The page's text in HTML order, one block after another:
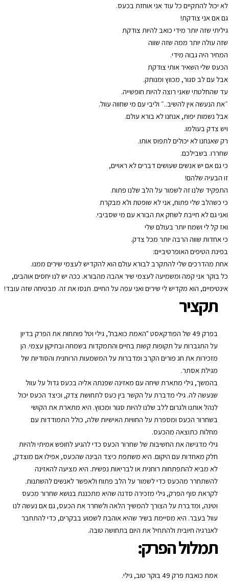
לא יכול להתקיים כל עוד אני אוחזת בכעס.
גם אם אני צודקת!
גיליתי שזה יותר מידי כואב להיות צודקת
שזה עולה יותר ממה שזה שווה
המחיר היה גבוה מידי.
הכעס שלי השאיר אותי צודקת
אבל עם לב סגור, מכווץ ומנותק.
עד שהחלטתי שאני רוצה להיות חופשייה.
״את הנעשה אין להשיב..״ וליבי עם מי שחווה עוול.
אבל נשמות יפות, אנחנו לא בורא עולם.
ויש צדק בעולמו.
רק שאנחנו לא יכולים לתפוס אותו.
שחררו. בשבילכם.
כי גם אם יש אנשים שעושים דברים לא ראויים,
זו הבעיה שלהם!
התפקיד שלנו זה לשמור על הלב שלנו פתוח.
כי כשהלב שלי פתוח, אני לא שופטת ולא מבקרת
ואני גם לא חייבת לשחק את הבורא עם מי שסביבי.
ואז קל לי ושמח יותר בעולם שלי
כי אחדות שווה הרבה יותר מכל צדק.
בפינת הטיפים האופרטיביים:
אחת מהדרכים שלי להתקרב לבורא עולם הוא להקדיש לעצמי שירים ממנו.
כל בוקר אני קמה ומשמיעה לעצמי שיר אהבה מהבורא. ככה יש לנו יחסים אוהבים,
אינטימיים, הוא מקדיש לי שירים ואני עפה על החיים. תנסו את זה. מבטיחה שזה עובד!
תקציר
בפרק 49 של הפודקאסט "האמת כואבת", גילי וטל פותחות את הפרק בדיון
על התגברות על תקופות קשות בחיים והתמקדות בשמחה ובתיקון עצמי. הן
מזכירות את חג פורים הקרב ומדברות על המשמעות הרוחנית והסודיות של
מגילת אסתר.
בהמשך, גילי מתארת שיחה עם מאזינה שפנתה אליה בכעס גדול על עוול
שנעשה לה. גילי מדברת על הקשר בין כעס לתחושת צדק, וכיצד הכעס יכול
לנהל אותנו ולגרום ללב שלנו להיות סגור ומכווץ. היא מתארת את הקושי
בשחרור הכעס ומספרת על החוויות האישיות שלה, כולל התמודדות עם
מחלות כתוצאה מהכעס.
גילי מדגישה את החשיבות של שחרור הכעס כדי להגיע לחופש אמיתי ולהיות
חלק מאחדות עם היקום. היא משתפת כיצד הבינה שהכעס, אפילו אם מוצדק,
לא מביא להתפתחות רוחנית או לבריאות נפשית. היא מציעה להאזינה
להשתחרר מהכעס כדי לשמור על הלב פתוח ולאפשר לאנשים להשתנות.
לקראת סוף הפרק, גילי מזכירה סדנה שהיא מתכננת בנושא שחרור מכעס
וטינה, ומדברת על הצורך להמשיך הלאה ולשחרר את הכעס, גם אם נעשה לנו
עוול בעבר. היא מסיימת בשיר שהיא אוהבת לשמוע בבקרים, כדי להתחבר
לאנרגיה חיובית ולהתחיל את היום בתחושה טובה.
תמלול הפרק:
אמת כואבת פרק 49 בוקר טוב, גילי.